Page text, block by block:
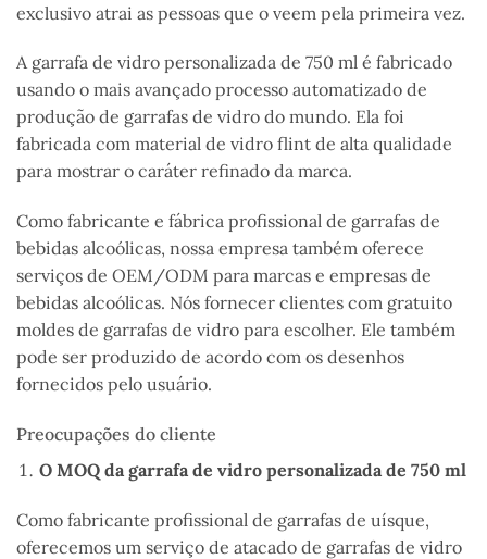
exclusivo atrai as pessoas que o veem pela primeira vez.
A garrafa de vidro personalizada de 750 ml é fabricado
usando o mais avançado processo automatizado de
produção de garrafas de vidro do mundo. Ela foi
fabricada com material de vidro flint de alta qualidade
para mostrar o caráter refinado da marca.
Como fabricante e fábrica profissional de garrafas de
bebidas alcoólicas, nossa empresa também oferece
serviços de OEM/ODM para marcas e empresas de
bebidas alcoólicas. Nós fornecer clientes com gratuito
moldes de garrafas de vidro para escolher. Ele também
pode ser produzido de acordo com os desenhos
fornecidos pelo usuário.
Preocupações do cliente
O MOQ da garrafa de vidro personalizada de 750 ml
Como fabricante profissional de garrafas de uísque,
oferecemos um serviço de atacado de garrafas de vidro